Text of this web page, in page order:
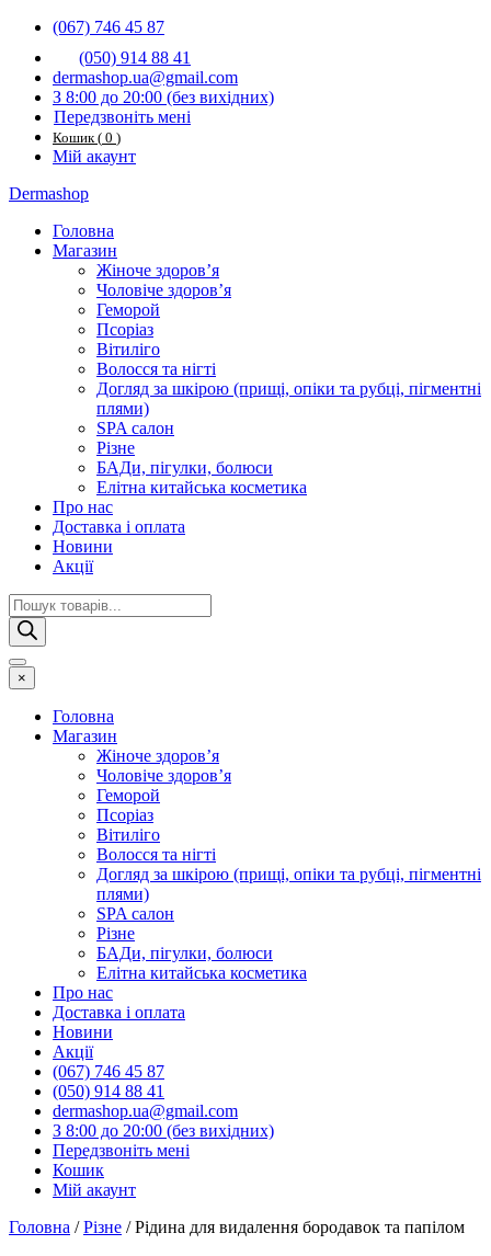
(067) 746 45 87
(050) 914 88 41
dermashop.ua@gmail.com
З 8:00 до 20:00 (без вихідниx)
Передзвоніть мені
Кошик( 0 )
Мій акаунт
Dermashop
Головна
Магазин
Жіноче здоров’я
Чоловіче здоров’я
Геморой
Псоріаз
Вітиліго
Волосся та нігті
Догляд за шкірою (прищі, опіки та рубці, пігментні
плями)
SPA салон
Різне
БАДи, пігулки, болюси
Елітна китайська косметика
Про нас
Доставка і оплата
Новини
Акції
Пошук
товарів
×
Головна
Магазин
Жіноче здоров’я
Чоловіче здоров’я
Геморой
Псоріаз
Вітиліго
Волосся та нігті
Догляд за шкірою (прищі, опіки та рубці, пігментні
плями)
SPA салон
Різне
БАДи, пігулки, болюси
Елітна китайська косметика
Про нас
Доставка і оплата
Новини
Акції
(067) 746 45 87
(050) 914 88 41
dermashop.ua@gmail.com
З 8:00 до 20:00 (без вихідних)
Передзвоніть мені
Кошик
Мій акаунт
Головна /Різне / Рідина для видалення бородавок та папілом